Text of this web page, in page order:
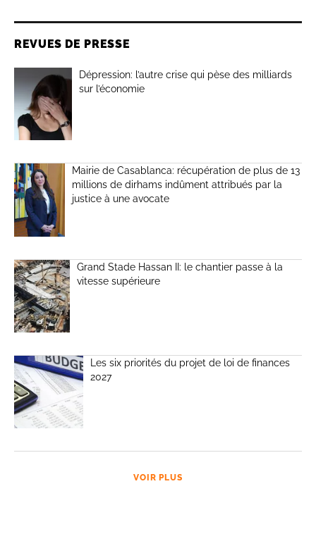
REVUES DE PRESSE
Dépression: l’autre crise qui pèse des milliards
sur l’économie
Mairie de Casablanca: récupération de plus de 13
millions de dirhams indûment attribués par la
justice à une avocate
Grand Stade Hassan II: le chantier passe à la
vitesse supérieure
Les six priorités du projet de loi de finances
2027
VOIR PLUS